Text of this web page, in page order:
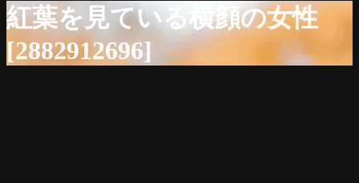
紅葉を見ている横顔の女性
[2882912696]